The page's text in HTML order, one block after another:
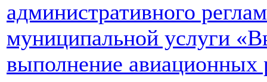
административного
муниципальной услуги
выполнение